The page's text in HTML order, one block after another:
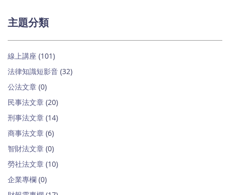
主題分類
線上講座 (101)
法律知識短影音 (32)
公法文章 (0)
民事法文章 (20)
刑事法文章 (14)
商事法文章 (6)
智財法文章 (0)
勞社法文章 (10)
企業專欄 (0)